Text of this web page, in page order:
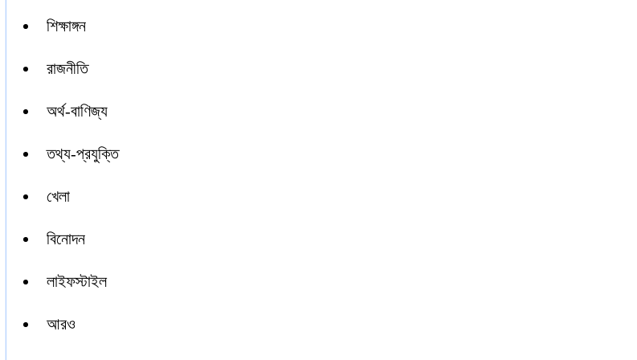
শিক্ষাঙ্গন
রাজনীতি
অর্থ-বাণিজ্য
তথ্য-প্রযুক্তি
খেলা
বিনোদন
লাইফস্টাইল
আরও